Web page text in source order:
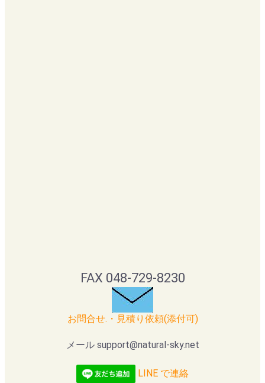
FAX 048-729-8230
お問合せ.・見積り依頼(添付可)
メール support@natural-sky.net
LINE で連絡